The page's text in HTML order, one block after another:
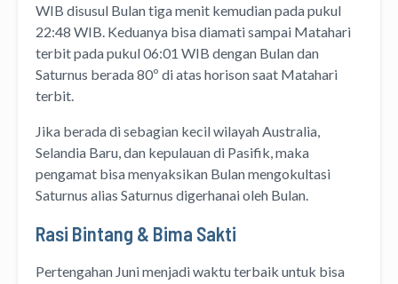
WIB disusul Bulan tiga menit kemudian pada pukul
22:48 WIB. Keduanya bisa diamati sampai Matahari
terbit pada pukul 06:01 WIB dengan Bulan dan
Saturnus berada 80º di atas horison saat Matahari
terbit.
Jika berada di sebagian kecil wilayah Australia,
Selandia Baru, dan kepulauan di Pasifik, maka
pengamat bisa menyaksikan Bulan mengokultasi
Saturnus alias Saturnus digerhanai oleh Bulan.
Rasi Bintang & Bima Sakti
Pertengahan Juni menjadi waktu terbaik untuk bisa